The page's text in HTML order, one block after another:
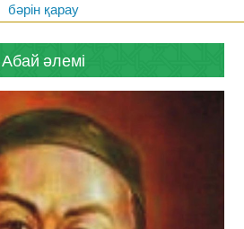
бәрін қарау
Абай әлемі